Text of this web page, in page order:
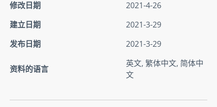
修改日期
2021-4-26
建立日期
2021-3-29
发布日期
2021-3-29
资料的语言
英文, 繁体中文, 简体中
文